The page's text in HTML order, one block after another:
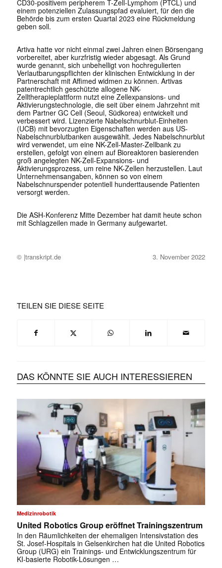
CD30-positivem peripherem T-Zell-Lymphom (PTCL) und
einem potenziellen Zulassungspfad evaluiert, für den die
Behörde bis zum ersten Quartal 2023 eine Rückmeldung
geben soll.
Artiva hatte vor nicht einmal zwei Jahren einen Börsengang
vorbereitet, aber kurzfristig wieder abgesagt. Als Grund
wurde genannt, sich unbehelligt von hochregulierten
Verlautbarungspflichten der klinischen Entwicklung in der
Partnerschaft mit Affimed widmen zu können. Artivas
patentrechtlich geschützte allogene NK-
Zelltherapieplattform nutzt eine Zellexpansions- und
Aktivierungstechnologie, die seit über einem Jahrzehnt mit
dem Partner GC Cell (Seoul, Südkorea) entwickelt und
verbessert wird. Lizenzierte Nabelschnurblut-Einheiten
(UCB) mit bevorzugten Eigenschaften werden aus US-
Nabelschnurblutbanken ausgewählt. Jedes Nabelschnurblut
wird verwendet, um eine NK-Zell-Master-Zellbank zu
erstellen, gefolgt von einem auf Bioreaktoren basierenden
groß angelegten NK-Zell-Expansions- und
Aktivierungsprozess, um reine NK-Zellen herzustellen. Laut
Unternehmensangaben, können so von einem
Nabelschnurspender potentiell hunderttausende Patienten
versorgt werden.
Die ASH-Konferenz Mitte Dezember hat damit heute schon
mit Schlagzeilen made in Germanyaufgewartet.
© |transkript.de 3. November 2022
TEILEN SIE DIESE SEITE
DAS KÖNNTE SIE AUCH INTERESSIEREN
Medizinrobotik
United Robotics Group eröffnet Trainingszentrum
In den Räumlichkeiten der ehemaligen Intensivstation des
St. Josef-Hospitals in Gelsenkirchen hat die United Robotics
Group (URG) ein Trainings- und Entwicklungszentrum für
KI-basierte Robotik-Lösungen …